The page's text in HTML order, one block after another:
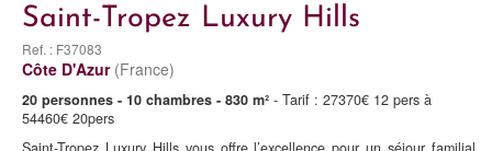
Saint-Tropez Luxury Hills
Ref. : F37083
Côte D'Azur (France)
20 personnes - 10 chambres - 830 m² - Tarif : 27370€ 12 pers à
54460€ 20pers